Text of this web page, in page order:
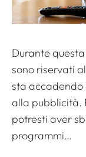
Durante
sono riservati
sta accadendo
alla pubblicità.
potresti aver
programmi…